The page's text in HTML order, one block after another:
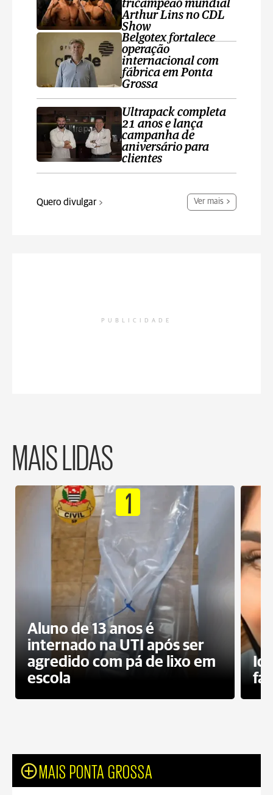
tricampeão mundial
Arthur Lins no CDL
Show
Belgotex fortalece
operação
internacional com
fábrica em Ponta
Grossa
Ultrapack completa
21 anos e lança
campanha de
aniversário para
clientes
Quero divulgar Ver mais
PUBLICIDADE
MAIS LIDAS
1
Aluno de 13 anos é
internado na UTI após ser
agredido com pá de lixo em
escola
MAIS PONTA GROSSA